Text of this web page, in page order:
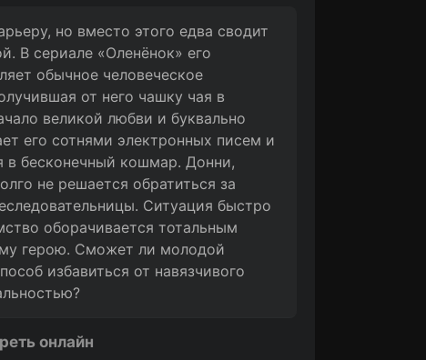
но вместо этого едва сводит
В сериале «Оленёнок» его
обычное человеческое
от него чашку чая в
великой любви и буквально
его сотнями электронных писем и
в бесконечный кошмар. Донни,
не решается обратиться за
Ситуация быстро
оборачивается тотальным
герою. Сможет ли молодой
избавиться от навязчивого
онлайн